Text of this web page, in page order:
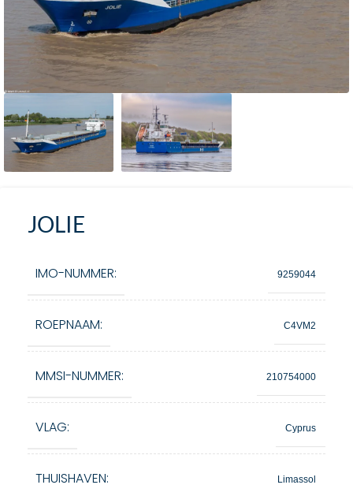
JOLIE
IMO-NUMMER: 9259044
ROEPNAAM: C4VM2
MMSI-NUMMER: 210754000
VLAG: Cyprus
THUISHAVEN: Limassol